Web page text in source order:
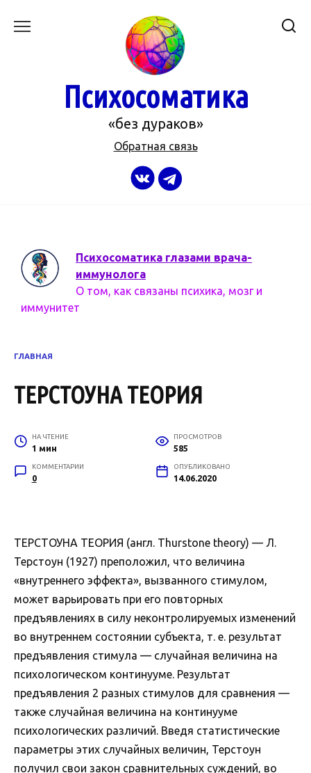
Психосоматика
«без дураков»
Обратная связь
Психосоматика глазами врача-
иммунолога
О том, как связаны психика, мозг и
иммунитет
ГЛАВНАЯ
ТЕРСТОУНА ТЕОРИЯ
НА ЧТЕНИЕ
1 мин
ПРОСМОТРОВ
585
КОММЕНТАРИИ
0
ОПУБЛИКОВАНО
14.06.2020
ТЕРСТОУНА ТЕОРИЯ (англ. Thurstone theory) — Л.
Терстоун (1927) преположил, что величина
«внутреннего эффекта», вызванного стимулом,
может варьировать при его повторных
предъявлениях в силу неконтролируемых изменений
во внутреннем состоянии субъекта, т. е. результат
предъявления стимула — случайная величина на
психологическом континууме. Результат
предъявления 2 разных стимулов для сравнения —
также случайная величина на континууме
психологических различий. Введя статистические
параметры этих случайных величин, Терстоун
получил свои закон сравнительных суждений, во